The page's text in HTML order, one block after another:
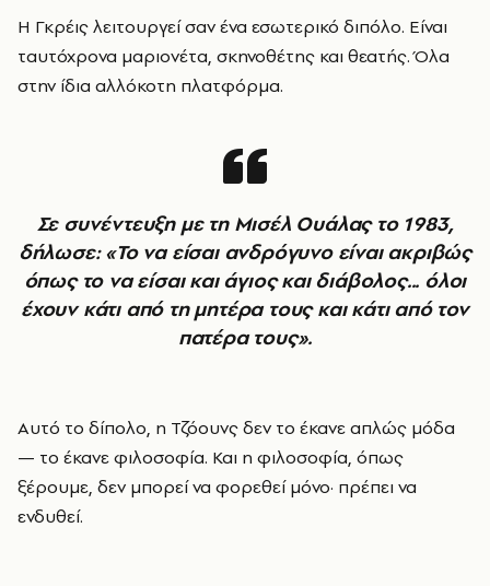
Η Γκρέις λειτουργεί σαν ένα εσωτερικό διπόλο. Είναι
ταυτόχρονα μαριονέτα, σκηνοθέτης και θεατής. Όλα
στην ίδια αλλόκοτη πλατφόρμα.
Σε συνέντευξη με τη Μισέλ Ουάλας το 1983,
δήλωσε: «Το να είσαι ανδρόγυνο είναι ακριβώς
όπως το να είσαι και άγιος και διάβολος... όλοι
έχουν κάτι από τη μητέρα τους και κάτι από τον
πατέρα τους».
Αυτό το δίπολο, η Τζόουνς δεν το έκανε απλώς μόδα
— το έκανε φιλοσοφία. Και η φιλοσοφία, όπως
ξέρουμε, δεν μπορεί να φορεθεί μόνο· πρέπει να
ενδυθεί.